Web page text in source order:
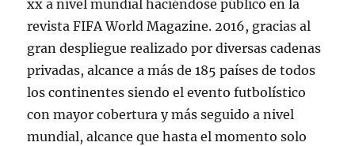
xx a nivel mundial haciéndose público en la
revista FIFA World Magazine. 2016, gracias al
gran despliegue realizado por diversas cadenas
privadas, alcance a más de 185 países de todos
los continentes siendo el evento futbolístico
con mayor cobertura y más seguido a nivel
mundial, alcance que hasta el momento solo